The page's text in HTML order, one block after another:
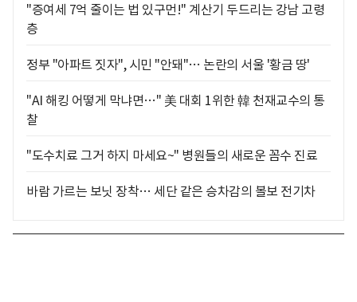
"증여세 7억 줄이는 법 있구먼!" 계산기 두드리는 강남 고령
층
정부 "아파트 짓자", 시민 "안돼"… 논란의 서울 '황금 땅'
"AI 해킹 어떻게 막냐면…" 美 대회 1위한 韓 천재교수의 통
찰
"도수치료 그거 하지 마세요~" 병원들의 새로운 꼼수 진료
바람 가르는 보닛 장착… 세단 같은 승차감의 볼보 전기차